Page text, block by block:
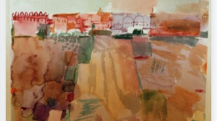
Hokusai, Akt.
Baum.